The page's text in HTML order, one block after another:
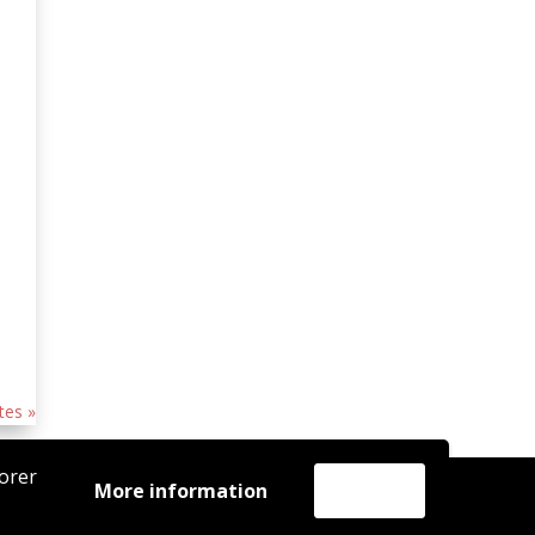
More information
»